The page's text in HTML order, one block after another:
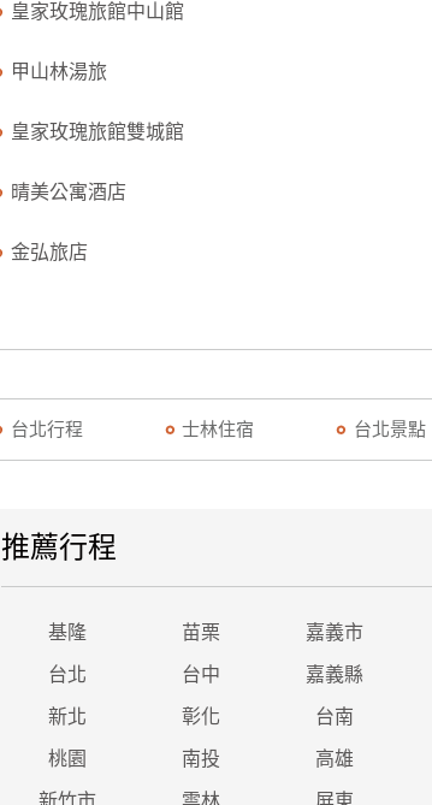
皇家玫瑰旅館中山館
甲山林湯旅
皇家玫瑰旅館雙城館
晴美公寓酒店
金弘旅店
台北行程 士林住宿 台北景點
推薦行程
基隆 苗栗 嘉義市
台北 台中 嘉義縣
新北 彰化 台南
桃園 南投 高雄
新竹市 雲林 屏東